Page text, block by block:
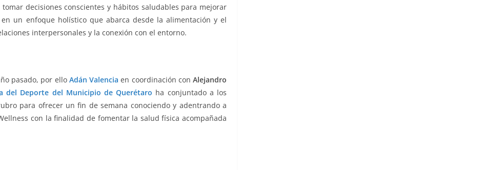
decisiones conscientes y hábitos saludables para mejorar
un enfoque holístico que abarca desde la alimentación y el
interpersonales y la conexión con el entorno.
pasado, por ello Adán Valencia en coordinación conAlejandro
del Deporte del Municipio de Querétaro ha conjuntado a los
para ofrecer un fin de semana conociendo y adentrando a
con la finalidad de fomentar la salud física acompañada